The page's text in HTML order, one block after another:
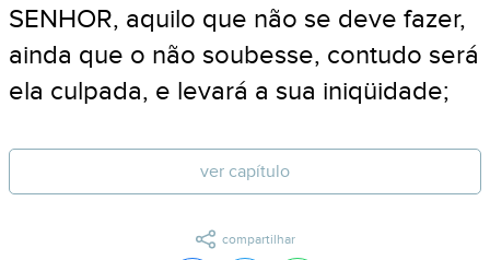
SENHOR, aquilo que não se deve fazer,
ainda que o não soubesse, contudo será
ela culpada, e levará a sua iniqüidade;
ver capítulo
compartilhar